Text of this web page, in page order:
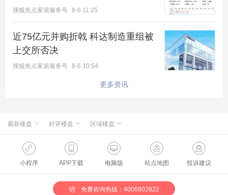
搜狐焦点家居服务号 8-6 11:25
近75亿元并购折戟 科达制造重组被
上交所否决
搜狐焦点家居服务号 8-6 10:54
更多资讯
最新楼盘 好评楼盘 区域楼盘
绿城·朗月和风 新航城世界映
怀柔国贤府
缦合北京
懋源·騴橒臺
北京城建·文华知筑
北京城建·和知筑|铂瑞
北京建工·嘉棠雅序
国樾天颂
北京楼盘
石景山楼盘
昌平楼盘
大兴楼盘
房山楼盘
朝阳楼盘
通州楼盘
桃源新都孔雀城 华银天鹅湖
温泉新都孔雀城
中海北京世家
燕都古城·和园
中冶兴隆新城·红石郡
路劲阳光城
富力和园
小程序 APP下载 电脑版 站点地图 投诉建议
免费咨询热线：4006802822